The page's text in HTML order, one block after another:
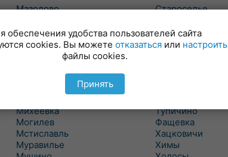
Мазолово
Макеевичи
Малые Словени
Межисетки
Михеевка
Могилев
Мстиславль
Муравилье
Староселье
Сухари
Татарка
Тупичино
Фащевка
Хацковичи
Химы
обеспечения удобства пользователей сайта
cookies. Вы можете отказаться или настроить
файлы cookies.
Принять